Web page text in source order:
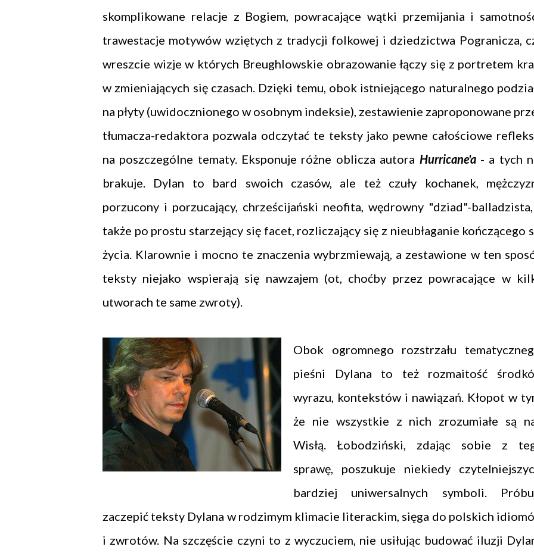
skomplikowane relacje z Bogiem, powracające wątki przemijania i
trawestacje motywów wziętych z tradycji folkowej i dziedzictwa Pogranicza,
wreszcie wizje w których Breughlowskie obrazowanie łączy się z portretem
w zmieniających się czasach. Dzięki temu, obok istniejącego naturalnego
na płyty (uwidocznionego w osobnym indeksie), zestawienie zaproponowane
tłumacza-redaktora pozwala odczytać te teksty jako pewne całościowe
na poszczególne tematy. Eksponuje różne oblicza autora Hurricane'a- a tych
brakuje. Dylan to bard swoich czasów, ale też czuły kochanek,
porzucony i porzucający, chrześcijański neofita, wędrowny "dziad"-
także po prostu starzejący się facet, rozliczający się z nieubłaganie kończącego
życia. Klarownie i mocno te znaczenia wybrzmiewają, a zestawione w ten
teksty niejako wspierają się nawzajem (ot, choćby przez powracające w
utworach te same zwroty).
Obok ogromnego rozstrzału
pieśni Dylana to też rozmaitość
wyrazu, kontekstów i nawiązań. Kłopot w
że nie wszystkie z nich zrozumiałe są
Wisłą. Łobodziński, zdając sobie z
sprawę, poszukuje niekiedy
bardziej uniwersalnych symboli.
zaczepić teksty Dylana w rodzimym klimacie literackim, sięga do polskich
i zwrotów. Na szczęście czyni to z wyczuciem, nie usiłując budować iluzji